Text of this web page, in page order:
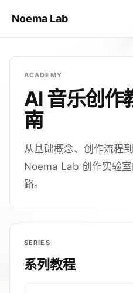
Noema Lab
ACADEMY
AI 音乐创作
南
从基础概念、创作流程
Noema Lab 创作实验
路。
SERIES
系列教程